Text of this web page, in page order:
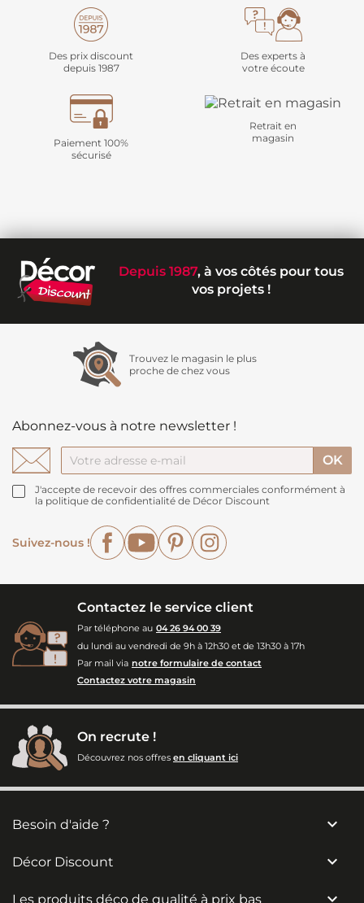
Des prix discount
depuis 1987
Des experts à
votre écoute
Paiement 100%
sécurisé
Retrait en
magasin
Depuis 1987, à vos côtés pour tous
vos projets !
Trouvez le magasin le plus
proche de chez vous
Abonnez-vous à notre newsletter !
J'accepte de recevoir des offres commerciales conformément à
la politique de confidentialité de Décor Discount
Suivez-nous !
FacebookYouTubePinterest
Contactez le service client
Par téléphone au 04 26 94 00 39
du lundi au vendredi de 9h à 12h30 et de 13h30 à 17h
Par mail via notre formulaire de contact
Contactez votre magasin
On recrute !
Découvrez nos offres en cliquant ici
Besoin d'aide ? 
Décor Discount 
Les produits déco de qualité à prix bas